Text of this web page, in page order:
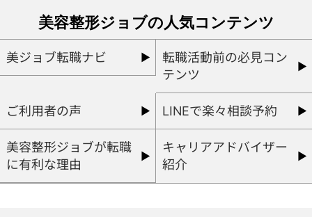
美容整形ジョブの人気コンテンツ
美ジョブ転職ナビ
転職活動前の必見コン
テンツ
ご利用者の声 LINEで楽々相談予約
美容整形ジョブが転職
に有利な理由
キャリアアドバイザー
紹介